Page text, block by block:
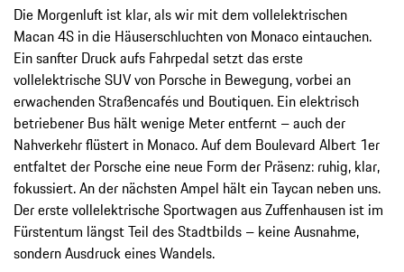
Die Morgenluft ist klar, als wir mit dem vollelektrischen
Macan 4S in die Häuserschluchten von Monaco eintauchen.
Ein sanfter Druck aufs Fahrpedal setzt das erste
vollelektrische SUV von Porsche in Bewegung, vorbei an
erwachenden Straßencafés und Boutiquen. Ein elektrisch
betriebener Bus hält wenige Meter entfernt – auch der
Nahverkehr flüstert in Monaco. Auf dem Boulevard Albert 1er
entfaltet der Porsche eine neue Form der Präsenz: ruhig, klar,
fokussiert. An der nächsten Ampel hält ein Taycan neben uns.
Der erste vollelektrische Sportwagen aus Zuffenhausen ist im
Fürstentum längst Teil des Stadtbilds – keine Ausnahme,
sondern Ausdruck eines Wandels.